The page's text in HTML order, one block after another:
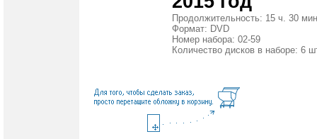
Продолжительность: 15 ч. 30
Формат: DVD
Номер набора: 02-59
Количество дисков в наборе: 6